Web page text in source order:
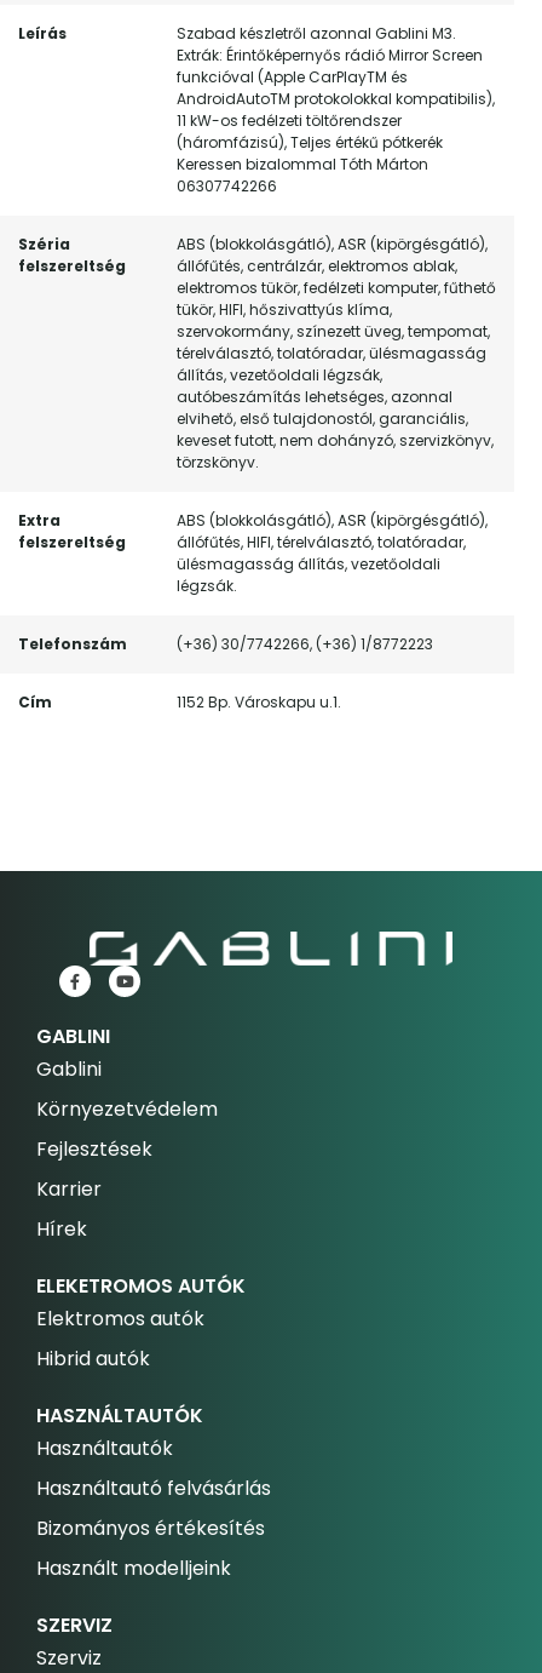
Leírás
Szabad készletről azonnal Gablini M3.
Extrák: Érintőképernyős rádió Mirror Screen
funkcióval (Apple CarPlayTM és
AndroidAutoTM protokolokkal kompatibilis),
11 kW-os fedélzeti töltőrendszer
(háromfázisú), Teljes értékű pótkerék
Keressen bizalommal Tóth Márton
06307742266
Széria
felszereltség
ABS (blokkolásgátló), ASR (kipörgésgátló),
állófűtés, centrálzár, elektromos ablak,
elektromos tükör, fedélzeti komputer, fűthető
tükör, HIFI, hőszivattyús klíma,
szervokormány, színezett üveg, tempomat,
térelválasztó, tolatóradar, ülésmagasság
állítás, vezetőoldali légzsák,
autóbeszámítás lehetséges, azonnal
elvihető, első tulajdonostól, garanciális,
keveset futott, nem dohányzó, szervizkönyv,
törzskönyv.
Extra
felszereltség
ABS (blokkolásgátló), ASR (kipörgésgátló),
állófűtés, HIFI, térelválasztó, tolatóradar,
ülésmagasság állítás, vezetőoldali
légzsák.
Telefonszám (+36) 30/7742266, (+36) 1/8772223
Cím 1152 Bp. Városkapu u.1.
GABLINI
Gablini
Környezetvédelem
Fejlesztések
Karrier
Hírek
ELEKETROMOS AUTÓK
Elektromos autók
Hibrid autók
HASZNÁLTAUTÓK
Használtautók
Használtautó felvásárlás
Bizományos értékesítés
Használt modelljeink
SZERVIZ
Szerviz